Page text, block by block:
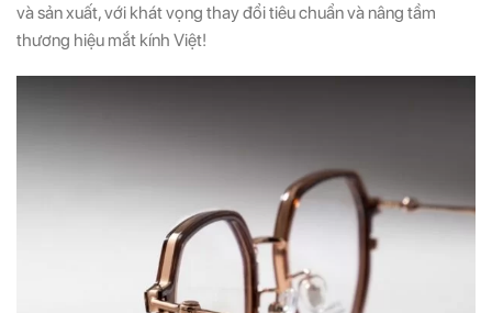
và sản xuất, với khát vọng thay đổi tiêu chuẩn và nâng tầm
thương hiệu mắt kính Việt!